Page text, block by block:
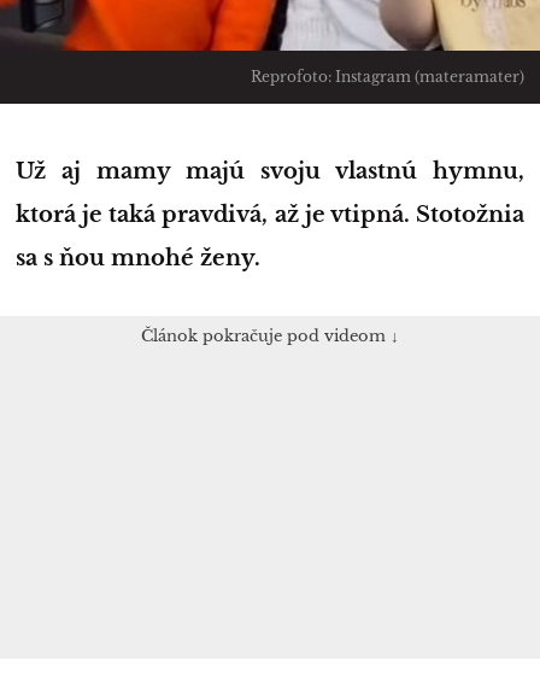
Reprofoto: Instagram (materamater)
Už aj mamy majú svoju vlastnú hymnu,
ktorá je taká pravdivá, až je vtipná. Stotožnia
sa s ňou mnohé ženy.
Článok pokračuje pod videom ↓